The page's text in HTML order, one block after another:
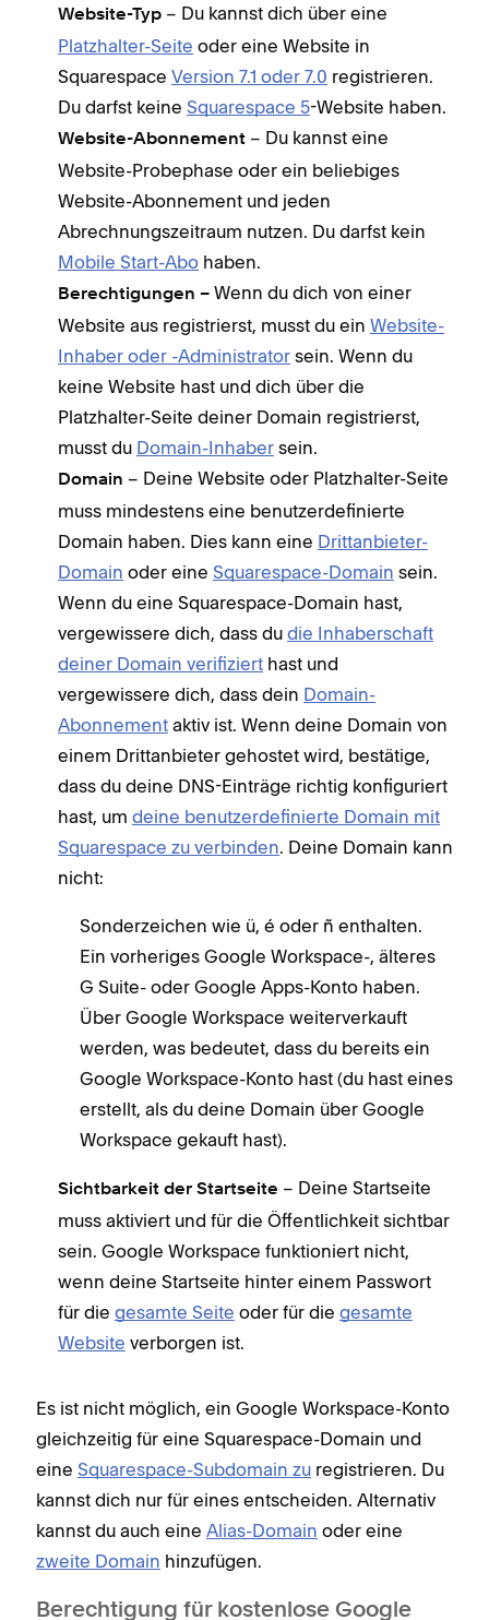
Website-Typ – Du kannst dich über eine
Platzhalter-Seite oder eine Website in
Squarespace Version 7.1 oder 7.0 registrieren.
Du darfst keine Squarespace 5-Website haben.
Website-Abonnement – Du kannst eine
Website-Probephase oder ein beliebiges
Website-Abonnement und jeden
Abrechnungszeitraum nutzen. Du darfst kein
Mobile Start-Abo haben.
Berechtigungen – Wenn du dich von einer
Website aus registrierst, musst du ein Website-
Inhaber oder -Administrator sein. Wenn du
keine Website hast und dich über die
Platzhalter-Seite deiner Domain registrierst,
musst du Domain-Inhaber sein.
Domain – Deine Website oder Platzhalter-Seite
muss mindestens eine benutzerdefinierte
Domain haben. Dies kann eine Drittanbieter-
Domain oder eine Squarespace-Domain sein.
Wenn du eine Squarespace-Domain hast,
vergewissere dich, dass du die Inhaberschaft
deiner Domain verifiziert hast und
vergewissere dich, dass dein Domain-
Abonnement aktiv ist. Wenn deine Domain von
einem Drittanbieter gehostet wird, bestätige,
dass du deine DNS-Einträge richtig konfiguriert
hast, um deine benutzerdefinierte Domain mit
Squarespace zu verbinden. Deine Domain kann
nicht:
Sonderzeichen wie ü, é oder ñ enthalten.
Ein vorheriges Google Workspace-, älteres
G Suite- oder Google Apps-Konto haben.
Über Google Workspace weiterverkauft
werden, was bedeutet, dass du bereits ein
Google Workspace-Konto hast (du hast eines
erstellt, als du deine Domain über Google
Workspace gekauft hast).
Sichtbarkeit der Startseite – Deine Startseite
muss aktiviert und für die Öffentlichkeit sichtbar
sein. Google Workspace funktioniert nicht,
wenn deine Startseite hinter einem Passwort
für die gesamte Seite oder für die gesamte
Website verborgen ist.
Es ist nicht möglich, ein Google Workspace-Konto
gleichzeitig für eine Squarespace-Domain und
eine Squarespace-Subdomain zu registrieren. Du
kannst dich nur für eines entscheiden. Alternativ
kannst du auch eine Alias-Domain oder eine
zweite Domain hinzufügen.
Berechtigung für kostenlose Google